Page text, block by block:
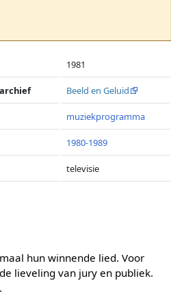
1981
Beeld en Geluid
muziekprogramma
1980-1989
televisie
hun winnende lied. Voor
lieveling van jury en publiek.